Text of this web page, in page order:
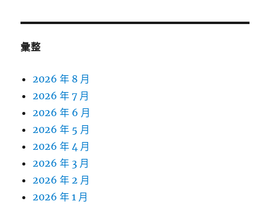
彙整
2026 年 8 月
2026 年 7 月
2026 年 6 月
2026 年 5 月
2026 年 4 月
2026 年 3 月
2026 年 2 月
2026 年 1 月